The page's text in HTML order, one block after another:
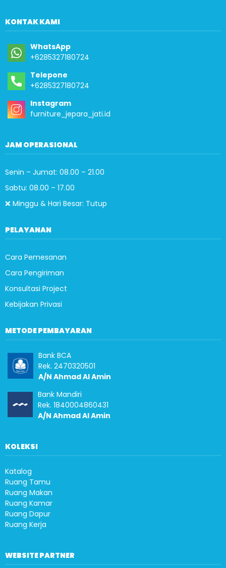
KONTAK KAMI
WhatsApp
+6285327180724
Telepone
+6285327180724
Instagram
furniture_jepara_jati.id
JAM OPERASIONAL
Senin – Jumat: 08.00 – 21.00
Sabtu: 08.00 – 17.00
❌ Minggu & Hari Besar: Tutup
PELAYANAN
Cara Pemesanan
Cara Pengiriman
Konsultasi Project
Kebijakan Privasi
METODE PEMBAYARAN
Bank BCA
Rek. 2470320501
A/N Ahmad Al Amin
Bank Mandiri
Rek. 1840004860431
A/N Ahmad Al Amin
KOLEKSI
Katalog
Ruang Tamu
Ruang Makan
Ruang Kamar
Ruang Dapur
Ruang Kerja
WEBSITE PARTNER